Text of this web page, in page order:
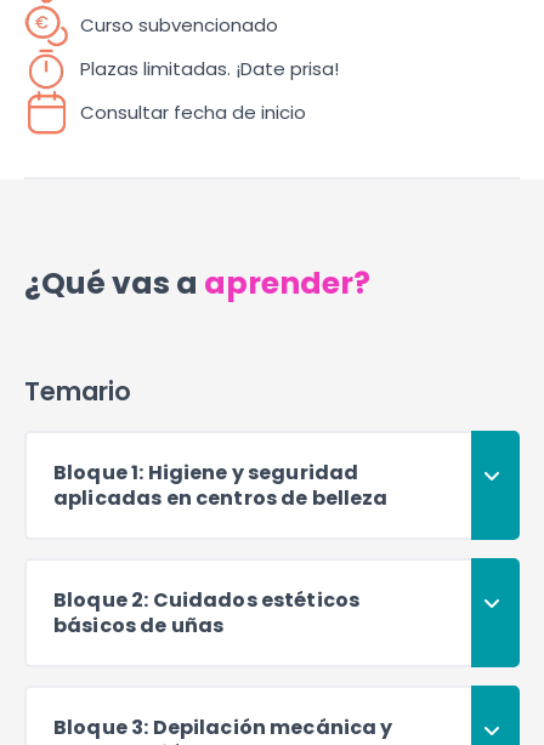
Curso subvencionado
Plazas limitadas. ¡Date prisa!
Consultar fecha de inicio
¿Qué vas a aprender?
Temario
Bloque 1: Higiene y seguridad
aplicadas en centros de belleza
Bloque 2: Cuidados estéticos
básicos de uñas
Bloque 3: Depilación mecánica y